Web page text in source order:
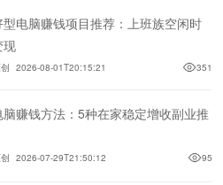
电脑赚钱项目推荐：上班族空闲时
现
2026-08-01T20:15:21 351
赚钱方法：5种在家稳定增收副业推
2026-07-29T21:50:12 95